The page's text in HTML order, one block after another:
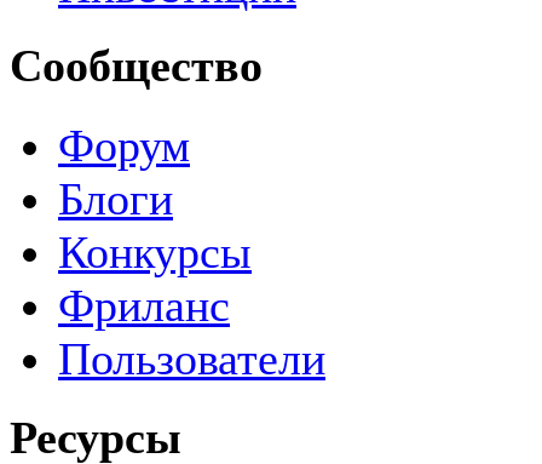
Сообщество
Форум
Блоги
Конкурсы
Фриланс
Пользователи
Ресурсы